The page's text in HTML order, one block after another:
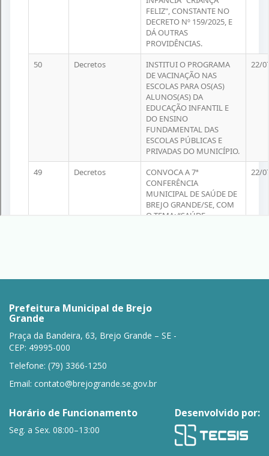
Prefeitura Municipal de Brejo
Grande
Praça da Bandeira, 63, Brejo Grande – SE -
CEP: 49995-000
Telefone: (79) 3366-1250
Email: contato@brejogrande.se.gov.br
Horário de Funcionamento
Seg. a Sex. 08:00–13:00
Desenvolvido por: